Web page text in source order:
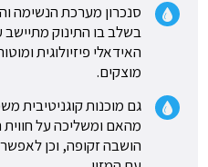
סנכרון מערכת הנשימה
בשלב בו התינוק
האידאלי פיזיולוגית
מוצקים.
גם מוכנות קוגניטיבית
מהאם ומשליכה על
הושבה זקופה, וכן